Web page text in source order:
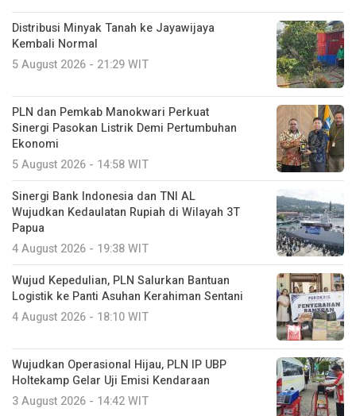
Distribusi Minyak Tanah ke Jayawijaya
Kembali Normal
5 August 2026 - 21:29 WIT
PLN dan Pemkab Manokwari Perkuat
Sinergi Pasokan Listrik Demi Pertumbuhan
Ekonomi
5 August 2026 - 14:58 WIT
Sinergi Bank Indonesia dan TNI AL
Wujudkan Kedaulatan Rupiah di Wilayah 3T
Papua
4 August 2026 - 19:38 WIT
Wujud Kepedulian, PLN Salurkan Bantuan
Logistik ke Panti Asuhan Kerahiman Sentani
4 August 2026 - 18:10 WIT
Wujudkan Operasional Hijau, PLN IP UBP
Holtekamp Gelar Uji Emisi Kendaraan
3 August 2026 - 14:42 WIT